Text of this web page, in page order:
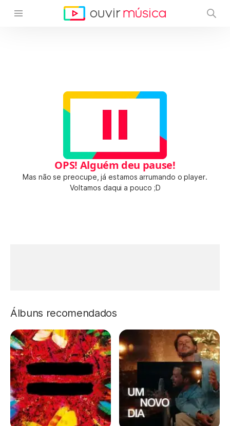
OPS! Alguém deu pause!
Mas não se preocupe, já estamos arrumando o player.
Voltamos daqui a pouco ;D
Álbuns recomendados